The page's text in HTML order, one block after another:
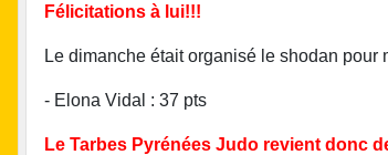
Félicitations à lui!!!
Le dimanche était organisé le shodan
- Elona Vidal : 37 pts
Le Tarbes Pyrénées Judo revient donc